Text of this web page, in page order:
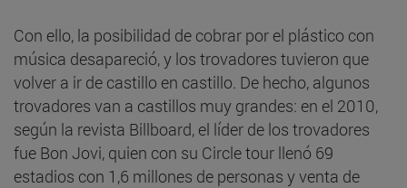
Con ello, la posibilidad de cobrar por el plástico con
música desapareció, y los trovadores tuvieron que
volver a ir de castillo en castillo. De hecho, algunos
trovadores van a castillos muy grandes: en el 2010,
según la revista Billboard, el líder de los trovadores
fue Bon Jovi, quien con su Circle tour llenó 69
estadios con 1,6 millones de personas y venta de